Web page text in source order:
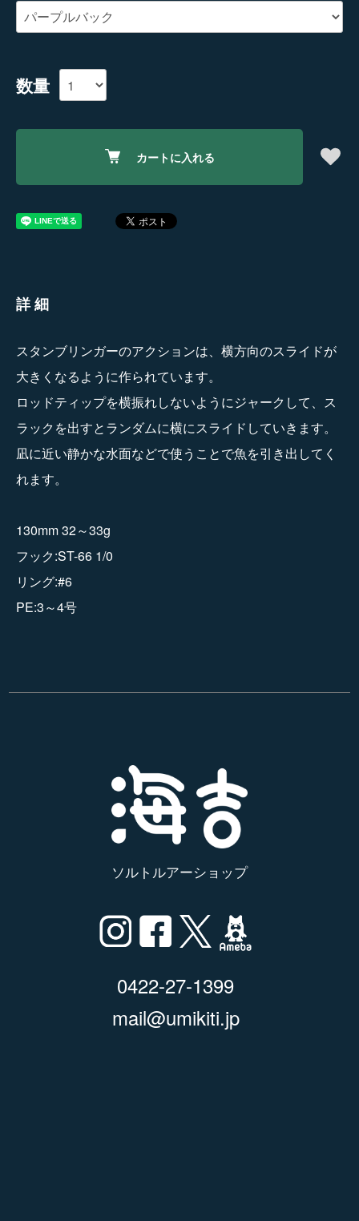
数量
カートに入れる
詳細
スタンブリンガーのアクションは、横方向のスライドが
大きくなるように作られています。
ロッドティップを横振れしないようにジャークして、ス
ラックを出すとランダムに横にスライドしていきます。
凪に近い静かな水面などで使うことで魚を引き出してく
れます。
130mm 32～33g
フック:ST-66 1/0
リング:#6
PE:3～4号
ソルトルアーショップ
0422-27-1399
mail@umikiti.jp